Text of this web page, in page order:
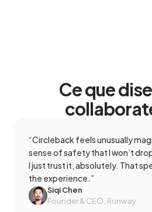
Ce que
“Circleback feels unusually
sense of safety that I won’t
I just trust it, absolutely. That
the experience.”
Siqi Chen
Founder & CEO, Runway